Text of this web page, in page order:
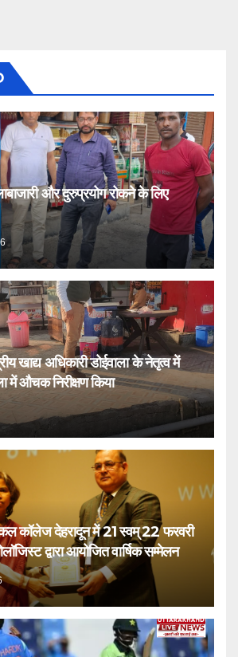
और दुरुप्रयोग रोकने के लिए
खाद्य अधिकारी डोईवाला के नेतृत्व में
में औचक निरीक्षण किया
कॉलेज देहरादून में 21 स्वम् 22 फरवरी
द्वारा आयोजित वार्षिक सम्मेलन